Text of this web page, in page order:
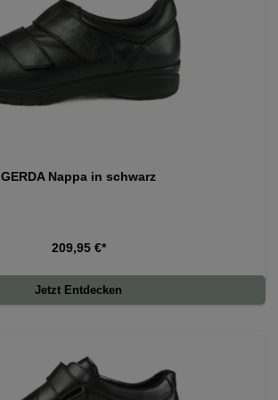
GERDA Nappa in schwarz
209,95 €*
Jetzt Entdecken